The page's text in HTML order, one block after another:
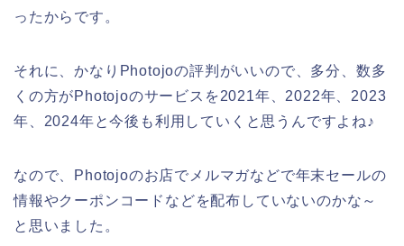
ったからです。
それに、かなりPhotojoの評判がいいので、多分、数多
くの方がPhotojoのサービスを2021年、2022年、2023
年、2024年と今後も利用していくと思うんですよね♪
なので、Photojoのお店でメルマガなどで年末セールの
情報やクーポンコードなどを配布していないのかな～
と思いました。